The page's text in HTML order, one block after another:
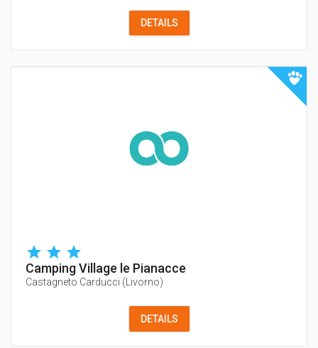
DETAILS
Camping Village le Pianacce
Castagneto Carducci ( Livorno)
DETAILS